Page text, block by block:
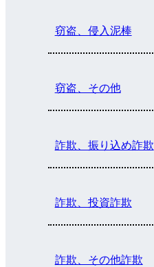
窃盗、侵入泥棒
窃盗、その他
詐欺、振り込め詐欺
詐欺、投資詐欺
詐欺、その他詐欺